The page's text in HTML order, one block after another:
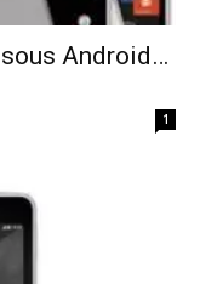
sous Android…
1